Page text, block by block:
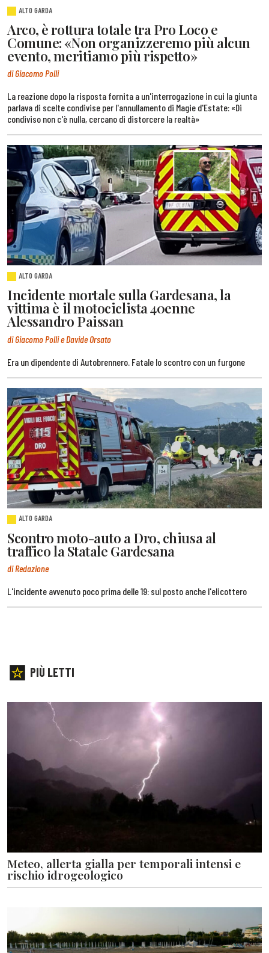
ALTO GARDA
Arco, è rottura totale tra Pro Loco e
Comune: «Non organizzeremo più alcun
evento, meritiamo più rispetto»
di Giacomo Polli
La reazione dopo la risposta fornita a un'interrogazione in cui la giunta
parlava di scelte condivise per l'annullamento di Magie d'Estate: «Di
condiviso non c'è nulla, cercano di distorcere la realtà»
ALTO GARDA
Incidente mortale sulla Gardesana, la
vittima è il motociclista 40enne
Alessandro Paissan
di Giacomo Polli e Davide Orsato
Era un dipendente di Autobrennero. Fatale lo scontro con un furgone
ALTO GARDA
Scontro moto-auto a Dro, chiusa al
traffico la Statale Gardesana
di Redazione
L'incidente avvenuto poco prima delle 19: sul posto anche l'elicottero
PIÙ LETTI
Meteo, allerta gialla per temporali intensi e
rischio idrogeologico